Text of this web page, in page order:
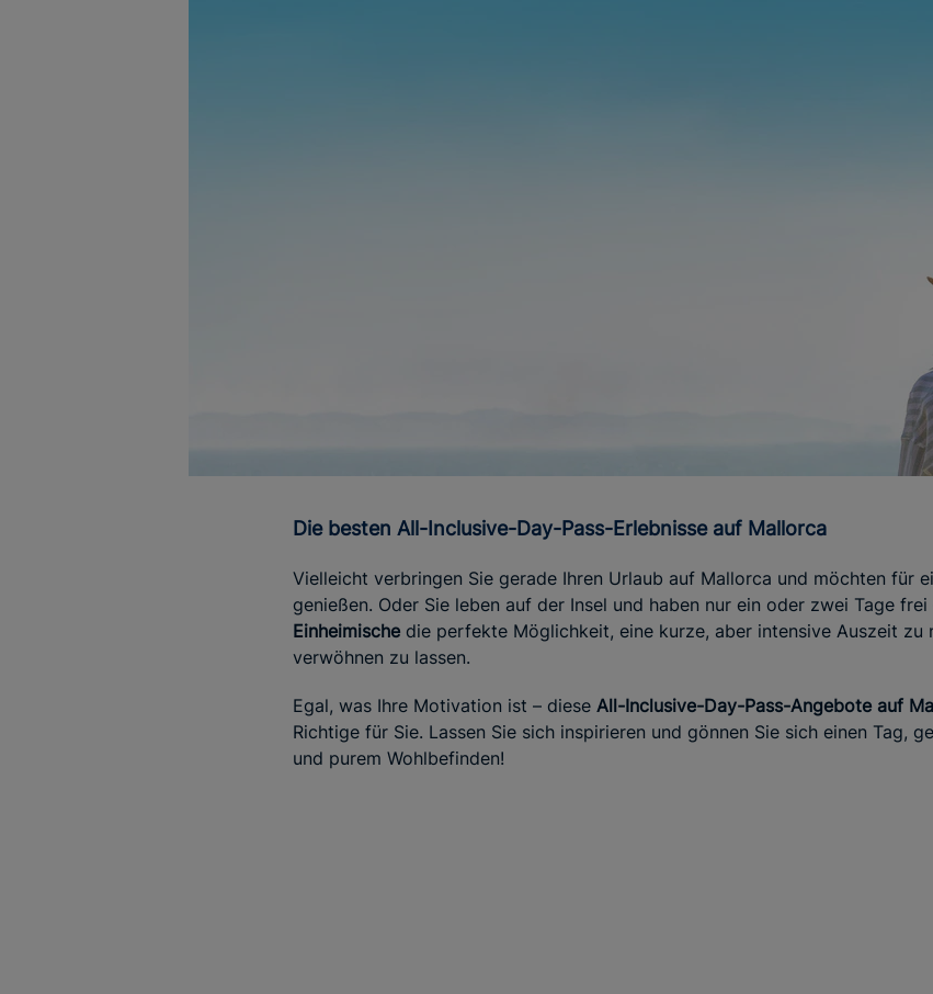
Die besten All-Inclusive-Day-Pass-Erlebnisse auf Mallorca
Vielleicht verbringen Sie gerade Ihren Urlaub auf Mallorca und möchten für
genießen. Oder Sie leben auf der Insel und haben nur ein oder zwei Tage frei
Einheimische die perfekte Möglichkeit, eine kurze, aber intensive Auszeit zu
verwöhnen zu lassen.
Egal, was Ihre Motivation ist – diese All-Inclusive-Day-Pass-Angebote auf
Richtige für Sie. Lassen Sie sich inspirieren und gönnen Sie sich einen Tag,
und purem Wohlbefinden!